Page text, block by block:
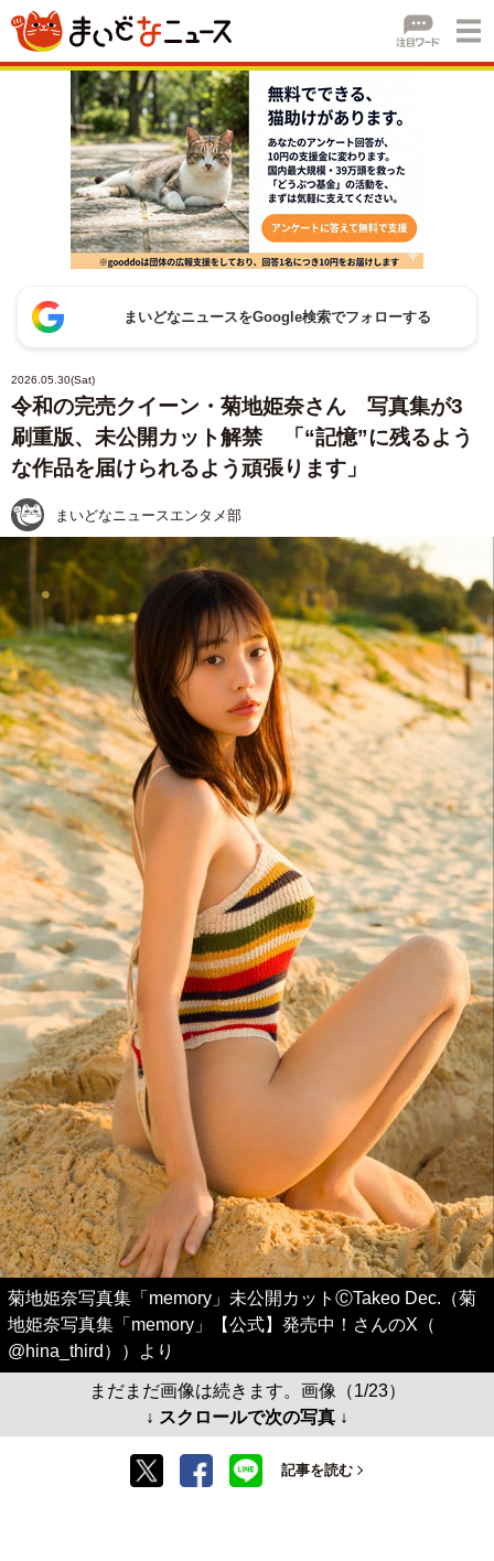
まいどなニュースをGoogle検索でフォローする
2026.05.30(Sat)
令和の完売クイーン・菊地姫奈さん 写真集が3
刷重版、未公開カット解禁 「“記憶”に残るよう
な作品を届けられるよう頑張ります」
まいどなニュースエンタメ部
菊地姫奈写真集「memory」未公開カットⒸTakeo Dec.（菊
地姫奈写真集「memory」【公式】発売中！さんのX（
@hina_third））より
まだまだ画像は続きます。画像（1/23）
↓ スクロールで次の写真 ↓
記事を読む